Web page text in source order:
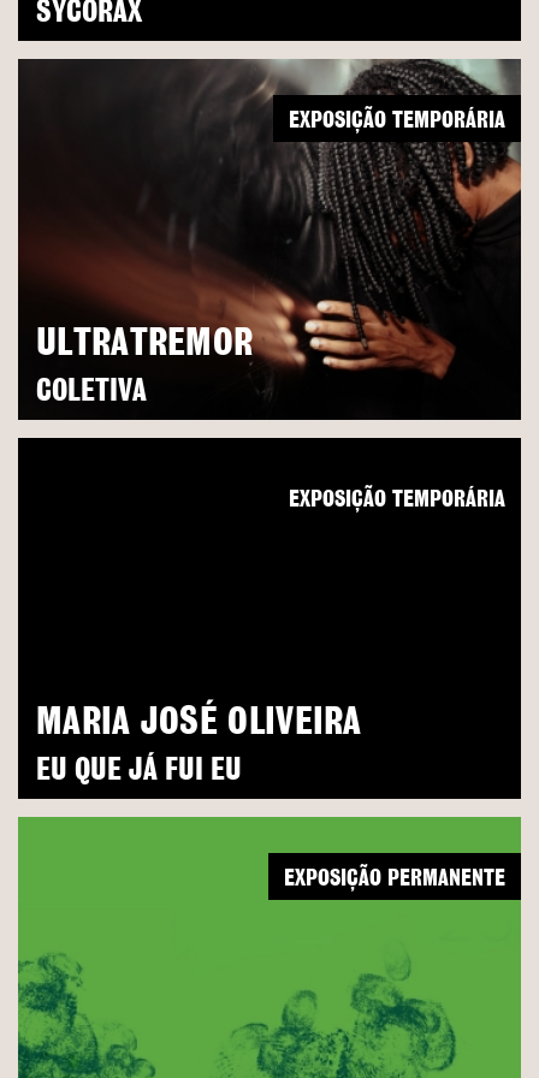
SYCORAX
ULTRATREMOR
COLETIVA
EXPOSIÇÃO TEMPORÁRIA
MARIA JOSÉ OLIVEIRA
EU QUE JÁ FUI EU
EXPOSIÇÃO TEMPORÁRIA
EXPOSIÇÃO PERMANENTE